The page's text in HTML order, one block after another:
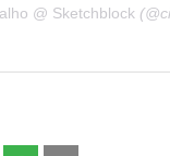
@ Sketchblock